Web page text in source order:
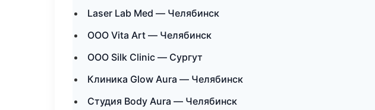
Laser Lab Med — Челябинск
ООО Vita Art — Челябинск
ООО Silk Clinic — Сургут
Клиника Glow Aura — Челябинск
Студия Body Aura — Челябинск